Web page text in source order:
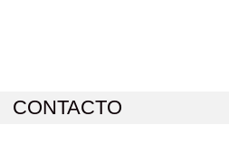
CONTACTO